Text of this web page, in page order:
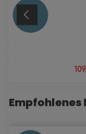
61
Produktgalerie